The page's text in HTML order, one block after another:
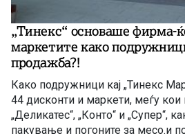
„Тинекс“ основаше фирма-
маркетите како
продажба?!
Како подружници кај „Тинекс
44 дисконти и маркети, меѓу
„Деликатес“, „Конто“ и „Супер“,
пакување и погоните за месо.и